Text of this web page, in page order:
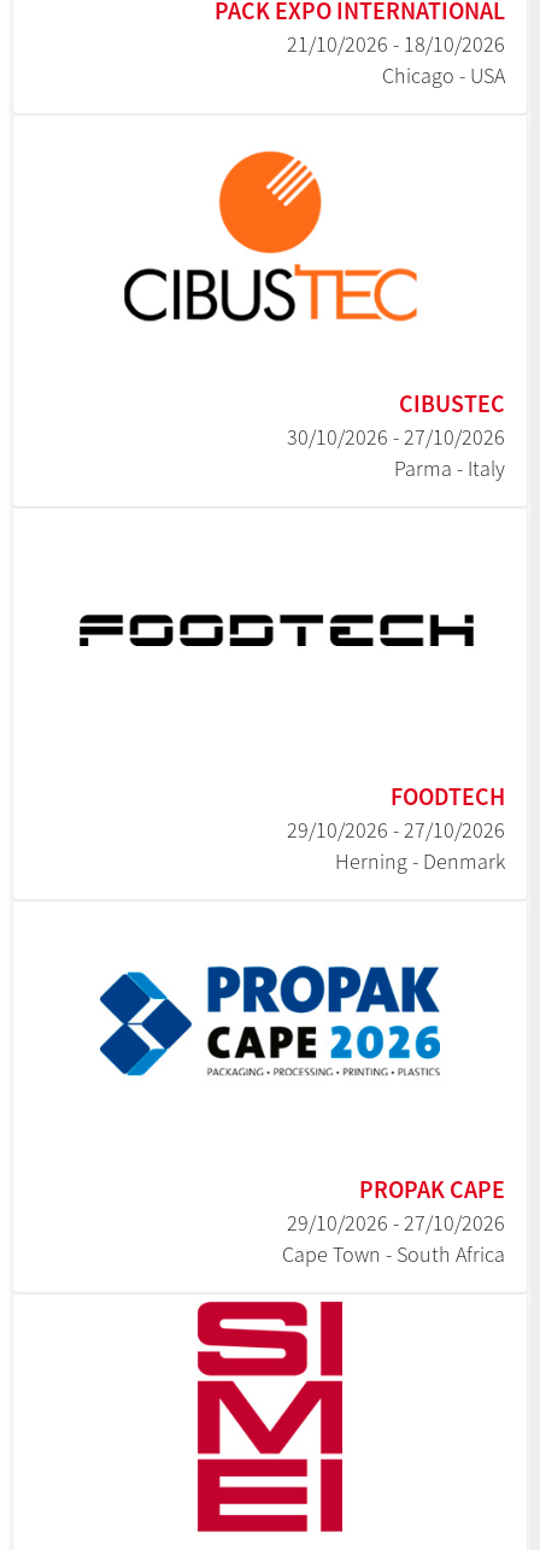
PACK EXPO INTERNATIONAL
18/10/2026 - 21/10/2026
Chicago - USA
CIBUSTEC
27/10/2026 - 30/10/2026
Parma - Italy
FOODTECH
27/10/2026 - 29/10/2026
Herning - Denmark
PROPAK CAPE
27/10/2026 - 29/10/2026
Cape Town - South Africa